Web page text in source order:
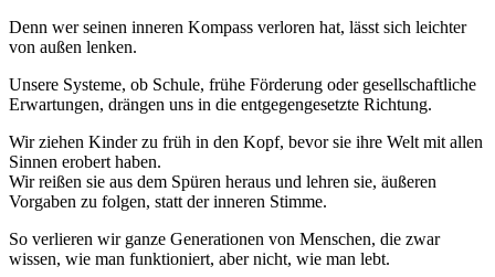
Denn wer seinen inneren Kompass verloren hat, lässt sich leichter
von außen lenken.
Unsere Systeme, ob Schule, frühe Förderung oder gesellschaftliche
Erwartungen, drängen uns in die entgegengesetzte Richtung.
Wir ziehen Kinder zu früh in den Kopf, bevor sie ihre Welt mit allen
Sinnen erobert haben.
Wir reißen sie aus dem Spüren heraus und lehren sie, äußeren
Vorgaben zu folgen, statt der inneren Stimme.
So verlieren wir ganze Generationen von Menschen, die zwar
wissen, wie man funktioniert, aber nicht, wie man lebt.